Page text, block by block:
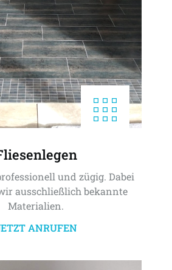
und zügig. Dabei
ausschließlich bekannte
Materialien.
ANRUFEN